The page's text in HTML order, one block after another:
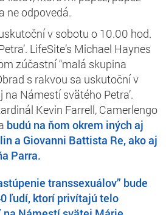
ne odpovedá.
v sobotu o 10.00 hod.
. LifeSite’s Michael Haynes
zúčastní “malá skupina
s rakvou sa uskutoční v
Námestí svätého Petra’.
Kevin Farrell, Camerlengo
budú na ňom okrem iných aj
a Giovanni Battista Re, ako aj
Parra.
transsexuálov” bude
ľudí, ktorí privítajú telo